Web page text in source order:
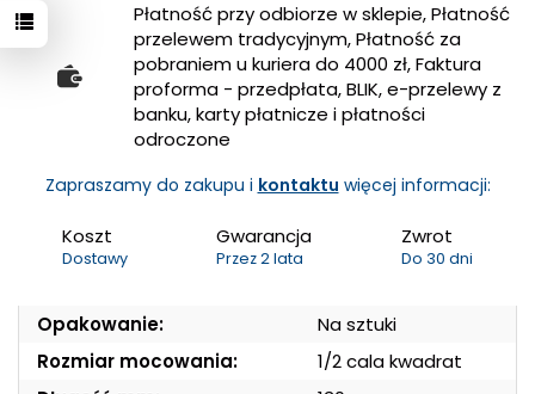
Płatność przy odbiorze w sklepie, Płatność
przelewem tradycyjnym, Płatność za
pobraniem u kuriera do 4000 zł, Faktura
proforma - przedpłata, BLIK, e-przelewy z
banku, karty płatnicze i płatności
odroczone
Zapraszamy do zakupu i kontaktu więcej informacji:
Koszt
Dostawy
Gwarancja
Przez 2 lata
Zwrot
Do 30 dni
Opakowanie:
Na sztuki
Rozmiar mocowania:
1/2 cala kwadrat